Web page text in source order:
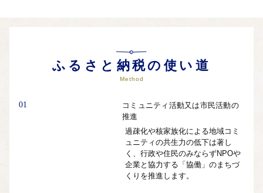
ふるさと納税の使い道
Method
01
コミュニティ活動又は市民活動の
推進
過疎化や核家族化による地域コミ
ュニティの共生力の低下は著し
く、行政や住民のみならずNPOや
企業と協力する「協働」のまちづ
くりを推進します。